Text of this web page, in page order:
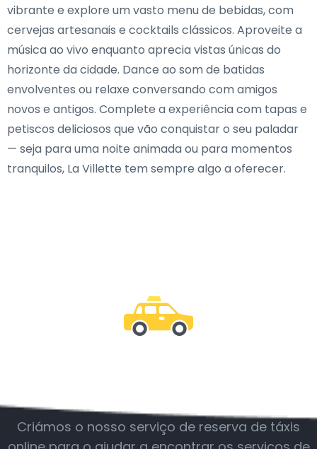
vibrante e explore um vasto menu de bebidas, com
cervejas artesanais e cocktails clássicos. Aproveite a
música ao vivo enquanto aprecia vistas únicas do
horizonte da cidade. Dance ao som de batidas
envolventes ou relaxe conversando com amigos
novos e antigos. Complete a experiência com tapas e
petiscos deliciosos que vão conquistar o seu paladar
— seja para uma noite animada ou para momentos
tranquilos, La Villette tem sempre algo a oferecer.
Criámos o nosso serviço de reserva de táxis